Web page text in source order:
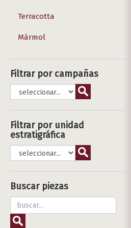
Terracotta
Mármol
Filtrar por campañas
Filtrar por unidad
estratigráfica
Buscar piezas